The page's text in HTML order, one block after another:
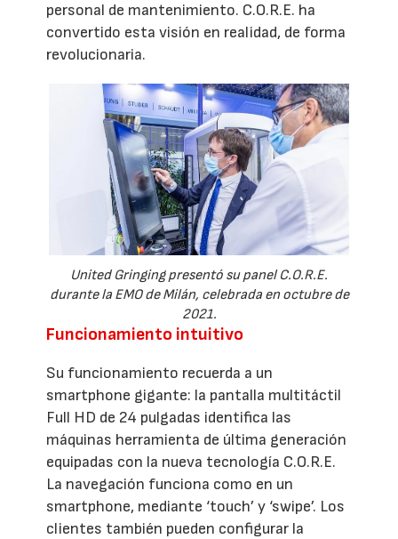
personal de mantenimiento. C.O.R.E. ha
convertido esta visión en realidad, de forma
revolucionaria.
United Gringing presentó su panel C.O.R.E.
durante la EMO de Milán, celebrada en octubre de
2021.
Funcionamiento intuitivo
Su funcionamiento recuerda a un
smartphone gigante: la pantalla multitáctil
Full HD de 24 pulgadas identifica las
máquinas herramienta de última generación
equipadas con la nueva tecnología C.O.R.E.
La navegación funciona como en un
smartphone, mediante ‘touch’ y ‘swipe’. Los
clientes también pueden configurar la